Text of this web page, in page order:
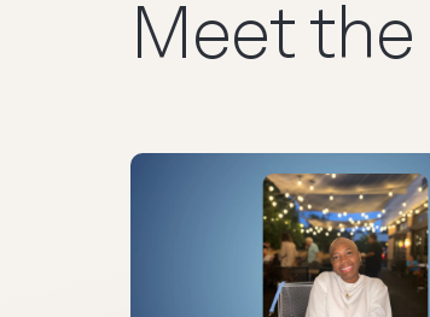
Meet the